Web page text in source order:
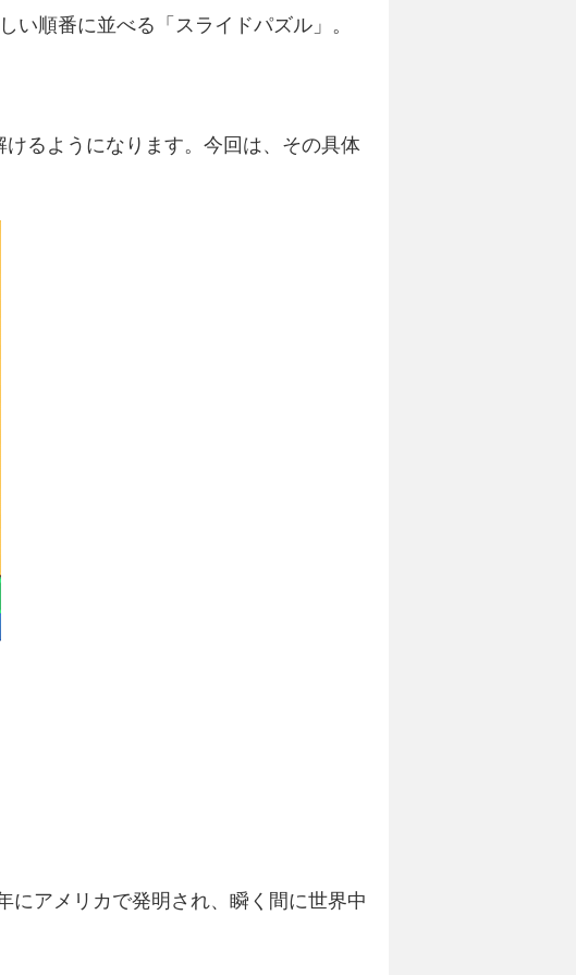
順番に並べる「スライドパズル」。
るようになります。今回は、その具体
にアメリカで発明され、瞬く間に世界中